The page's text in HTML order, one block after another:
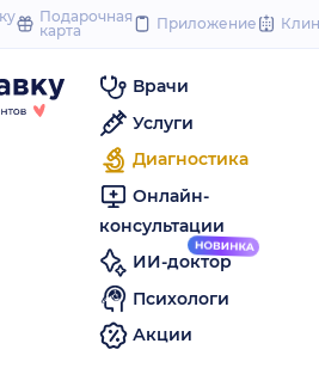
to
Закрыть
Подарочная
карта
Приложение
Врачи
Услуги
Диагностика
Онлайн-
консультации
ИИ-доктор
Психологи
Акции